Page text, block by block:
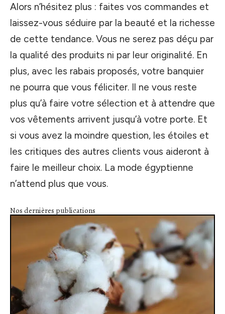
Alors n’hésitez plus : faites vos commandes et
laissez-vous séduire par la beauté et la richesse
de cette tendance. Vous ne serez pas déçu par
la qualité des produits ni par leur originalité. En
plus, avec les rabais proposés, votre banquier
ne pourra que vous féliciter. Il ne vous reste
plus qu’à faire votre sélection et à attendre que
vos vêtements arrivent jusqu’à votre porte. Et
si vous avez la moindre question, les étoiles et
les critiques des autres clients vous aideront à
faire le meilleur choix. La mode égyptienne
n’attend plus que vous.
Nos dernières publications